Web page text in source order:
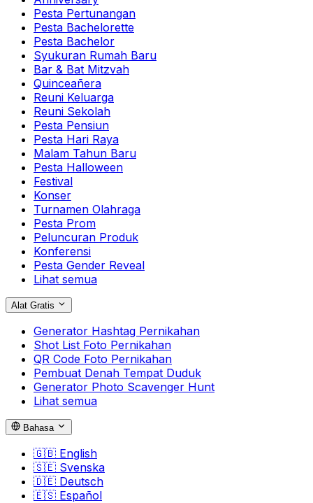
Pesta Pertunangan
Pesta Bachelorette
Pesta Bachelor
Syukuran Rumah Baru
Bar & Bat Mitzvah
Quinceañera
Reuni Keluarga
Reuni Sekolah
Pesta Pensiun
Pesta Hari Raya
Malam Tahun Baru
Pesta Halloween
Festival
Konser
Turnamen Olahraga
Pesta Prom
Peluncuran Produk
Konferensi
Pesta Gender Reveal
Lihat semua
Alat Gratis
Generator Hashtag Pernikahan
Shot List Foto Pernikahan
QR Code Foto Pernikahan
Pembuat Denah Tempat Duduk
Generator Photo Scavenger Hunt
Lihat semua
Bahasa
🇬🇧 English
🇸🇪 Svenska
🇩🇪 Deutsch
🇪🇸 Español